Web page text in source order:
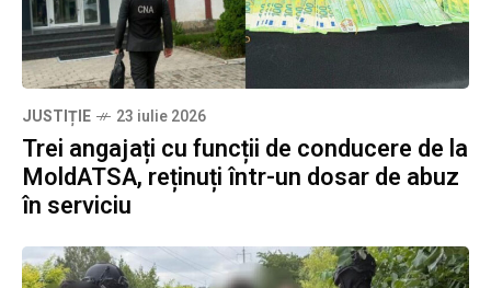
JUSTIȚIE 23 iulie 2026
Trei angajați cu funcții de conducere de la
MoldATSA, reținuți într-un dosar de abuz
în serviciu